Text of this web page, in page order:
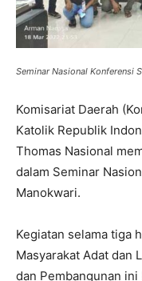
Seminar Nasional Konferensi
Komisariat Daerah
Katolik Republik
Thomas Nasional
dalam Seminar
Manokwari.
Kegiatan selama tiga
Masyarakat Adat dan
dan Pembangunan